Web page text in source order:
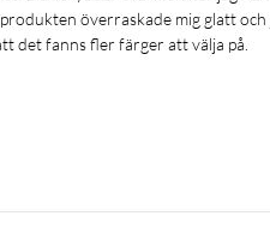
överraskade mig glatt
det fanns fler färger att välja på.